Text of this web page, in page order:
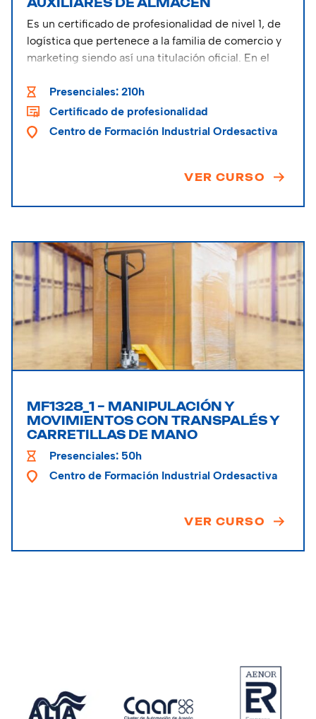
AUXILIARES DE ALMACÉN
Es un certificado de profesionalidad de nivel 1, de
logística que pertenece a la familia de comercio y
marketing siendo así una titulación oficial. En el
Presenciales: 210h
Certificado de profesionalidad
Centro de Formación Industrial Ordesactiva
VER CURSO
MF1328_1 – MANIPULACIÓN Y
MOVIMIENTOS CON TRANSPALÉS Y
CARRETILLAS DE MANO
Presenciales: 50h
Centro de Formación Industrial Ordesactiva
VER CURSO